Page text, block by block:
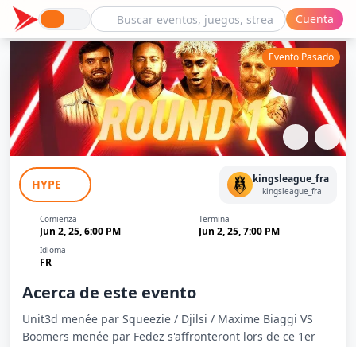
Cuenta
Boomers (Fedez) VS Unit3d (Squeezie) -
Kings World Cup - Round 1
Evento Pasado
HYPE kingsleague_fra
kingsleague_fra
Comienza
Jun 2, 25, 6:00 PM
Termina
Jun 2, 25, 7:00 PM
Idioma
FR
Acerca de este evento
Unit3d menée par Squeezie / Djilsi / Maxime Biaggi VS
Boomers menée par Fedez s'affronteront lors de ce 1er